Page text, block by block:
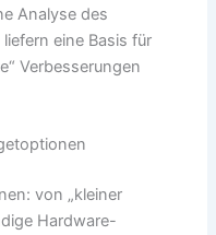
Analyse des
eine Basis für
Verbesserungen
von „kleiner
Hardware-